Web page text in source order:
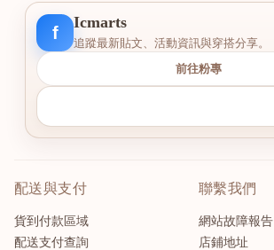
f
Icmarts
追蹤最新貼文、活動資訊與穿搭分享。
前往粉專
配送與支付
貨到付款區域
配送支付查詢
聯繫我們
網站故障報告
店鋪地址